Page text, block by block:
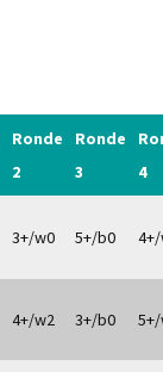
Ronde
2
Ronde
3
4
3+/w0 5+/b0
4+/w2 3+/b0